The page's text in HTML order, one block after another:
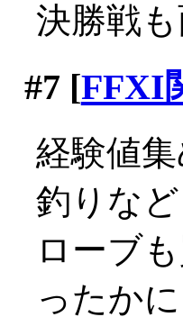
決勝戦
#7 [FFXI
経験値
釣りな
ローブ
ったか